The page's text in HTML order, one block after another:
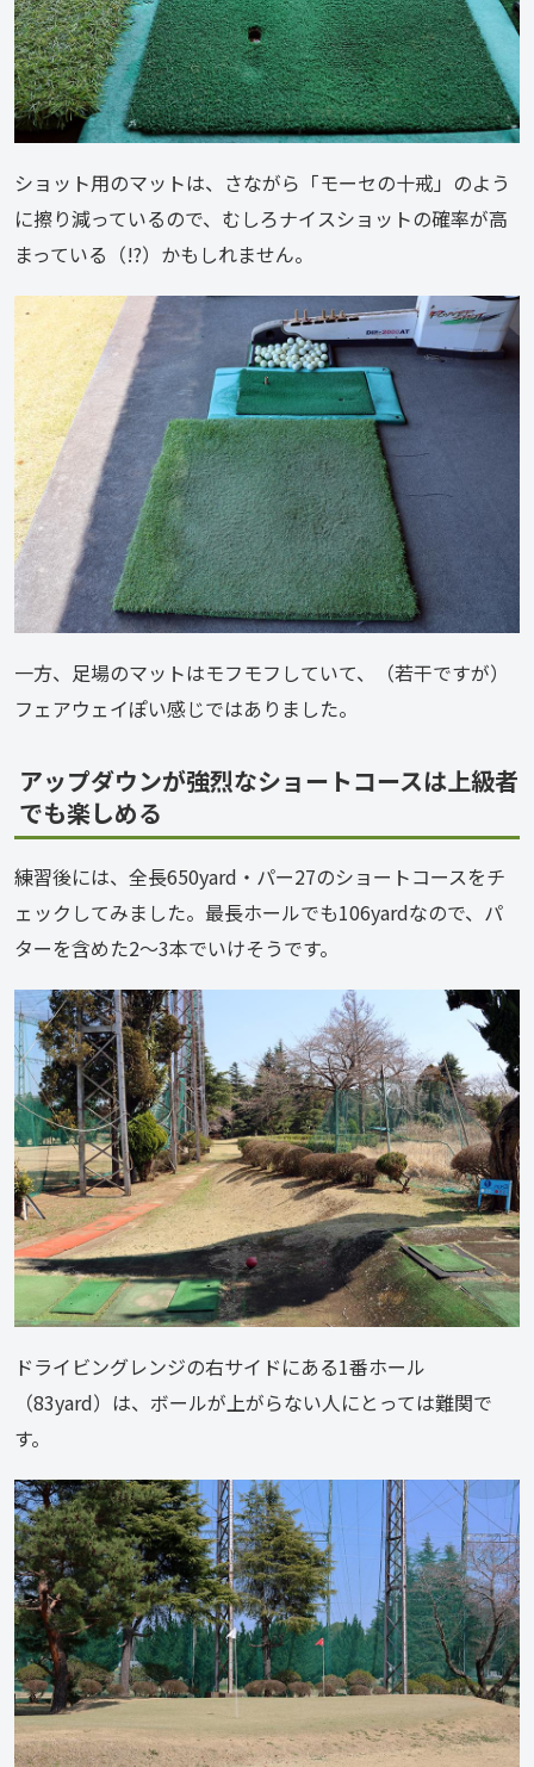
ショット用のマットは、さながら「モーセの十戒」のよう
に擦り減っているので、むしろナイスショットの確率が高
まっている（!?）かもしれません。
一方、足場のマットはモフモフしていて、（若干ですが）
フェアウェイぽい感じではありました。
アップダウンが強烈なショートコースは上級者
でも楽しめる
練習後には、全長650yard・パー27のショートコースをチ
ェックしてみました。最長ホールでも106yardなので、パ
ターを含めた2～3本でいけそうです。
ドライビングレンジの右サイドにある1番ホール
（83yard）は、ボールが上がらない人にとっては難関で
す。